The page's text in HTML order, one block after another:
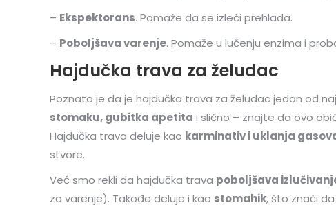
– Ekspektorans. Pomaže da se izleči prehlada.
– Poboljšava varenje. Pomaže u lučenju enzima i
Hajdučka trava za želudac
Poznato je da je hajdučka trava za želudac jedan od
stomaku, gubitka apetita i slično – znajte da ovo
Hajdučka trava deluje kao karminativ i uklanja
stvore.
Već smo rekli da hajdučka trava poboljšava
za varenje). Takođe deluje i kao stomahik, što znači da